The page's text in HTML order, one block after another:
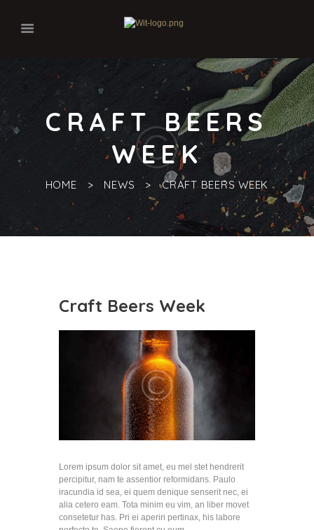
CRAFT BEERS
WEEK
HOME NEWS CRAFT BEERS WEEK
Craft Beers Week
Lorem ipsum dolor sit amet, eu mel stet hendrerit
percipitur, nam te assentior reformidans. Paulo
iracundia id sea, ei quem denique senserit nec, ei
alia cetero eam. Tota minim eu vim, an liber movet
consetetur has. Pri ei aperiri pertinax, his labore